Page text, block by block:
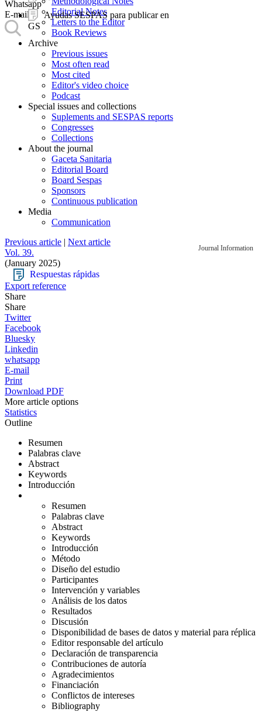
Ayudas SESPAS para publicar en
GS
Whatsapp
E-mail
Editorial Notes
Letters to the Editor
Book Reviews
Archive
Previous issues
Most often read
Most cited
Editor's video choice
Podcast
Special issues and collections
Suplements and SESPAS reports
Congresses
Collections
About the journal
Gaceta Sanitaria
Editorial Board
Board Sespas
Sponsors
Continuous publication
Media
Communication
Journal Information
Previous article | Next article
Vol. 39.
(January 2025)
Respuestas rápidas
Export reference
Share
Share
Twitter
Facebook
Bluesky
Linkedin
whatsapp
E-mail
Print
Download PDF
More article options
Statistics
Outline
Resumen
Palabras clave
Abstract
Keywords
Introducción
Resumen
Palabras clave
Abstract
Keywords
Introducción
Método
Diseño del estudio
Participantes
Intervención y variables
Análisis de los datos
Resultados
Discusión
Disponibilidad de bases de datos y material para réplica
Editor responsable del artículo
Declaración de transparencia
Contribuciones de autoría
Agradecimientos
Financiación
Conflictos de intereses
Bibliography